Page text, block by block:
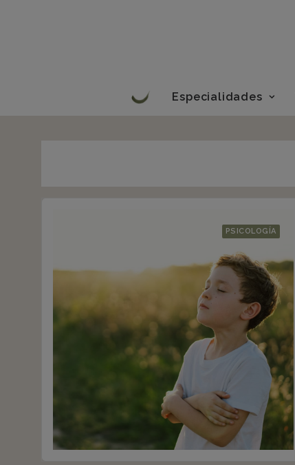
Especialidades
PSICOLOGÍA